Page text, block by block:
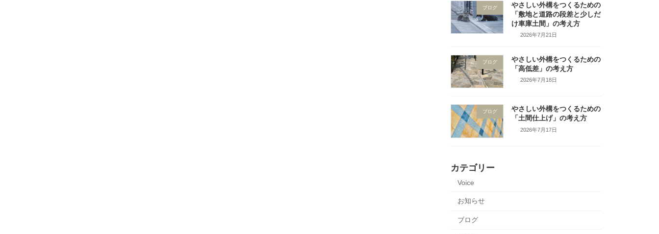
ブログ
やさしい外構をつくるための
「敷地と道路の段差と少しだ
け車庫土間」の考え方
2026年7月21日
ブログ
やさしい外構をつくるための
「高低差」の考え方
2026年7月18日
ブログ
やさしい外構をつくるための
「土間仕上げ」の考え方
2026年7月17日
カテゴリー
Voice
お知らせ
ブログ